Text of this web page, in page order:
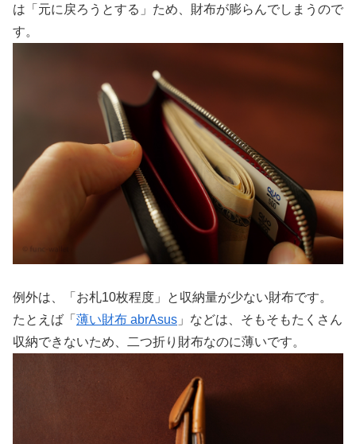
は「元に戻ろうとする」ため、財布が膨らんでしまうので
す。
例外は、「お札10枚程度」と収納量が少ない財布です。
たとえば「 薄い財布 abrAsus 」などは、そもそもたくさん
収納できないため、二つ折り財布なのに薄いです。